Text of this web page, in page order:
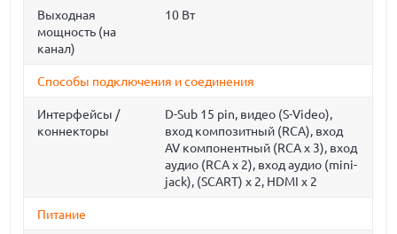
Выходная
мощность (на
канал)
10 Вт
Способы подключения и соединения
Интерфейсы /
коннекторы
D-Sub 15 pin, видео (S-Video),
вход композитный (RCA), вход
AV компонентный (RCA x 3), вход
аудио (RCA x 2), вход аудио (mini-
jack), (SCART) x 2, HDMI x 2
Питание